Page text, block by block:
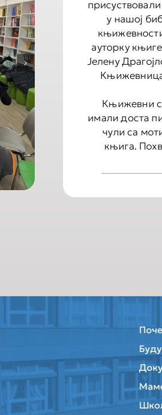
у нашој
ауторку
Јелену
Књижевни
имали доста
чули са
књига.